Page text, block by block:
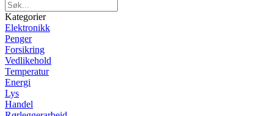
Kategorier
Elektronikk
Penger
Forsikring
Vedlikehold
Temperatur
Energi
Lys
Handel